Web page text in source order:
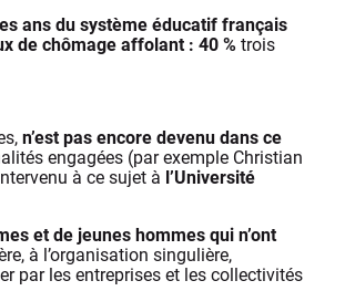
ans du système éducatif français
de chômage affolant : 40 % trois
n’est pas encore devenu dans ce
engagées (par exemple Christian
à ce sujet à l’Université
et de jeunes hommes qui n’ont
à l’organisation singulière,
par les entreprises et les collectivités